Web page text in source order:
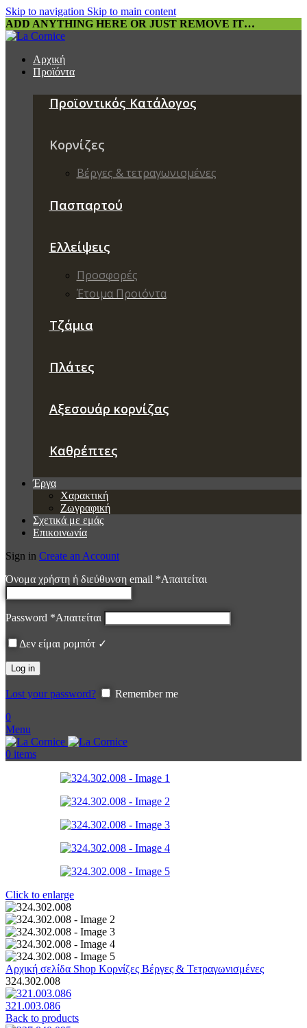
Skip to navigation Skip to main content
ADD ANYTHING HERE OR JUST REMOVE IT…
Αρχική
Προϊόντα
Προϊοντικός Κατάλογος
Κορνίζες
Βέργες & τετραγωνισμένες
Πασπαρτού
Ελλείψεις
Προσφορές
Έτοιμα Προιόντα
Τζάμια
Πλάτες
Αξεσουάρ κορνίζας
Καθρέπτες
Έργα
Χαρακτική
Ζωγραφική
Σχετικά με εμάς
Επικοινωνία
Sign in Create an Account
Όνομα χρήστη ή διεύθυνση email *Απαιτείται
Password *Απαιτείται
Δεν είμαι ρομπότ ✓
Log in
Lost your password?
Remember me
0
Menu
0 items
Click to enlarge
Αρχική σελίδα Shop Κορνίζες Βέργες & Τετραγωνισμένες
324.302.008
321.003.086
Back to products